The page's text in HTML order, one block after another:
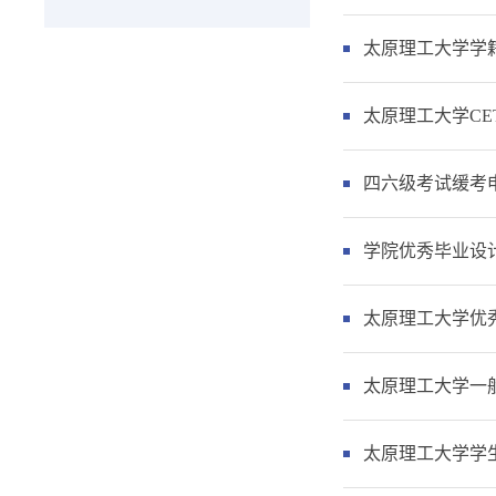
太原理工大学学
太原理工大学
四六级考试缓考
学院优秀毕业设
太原理工大学优
太原理工大学一
太原理工大学学